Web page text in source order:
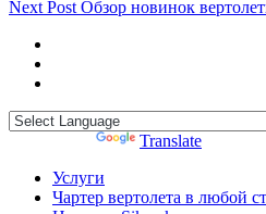
Next Post Обзор новинок
Translate
Услуги
Чартер вертолета в любой